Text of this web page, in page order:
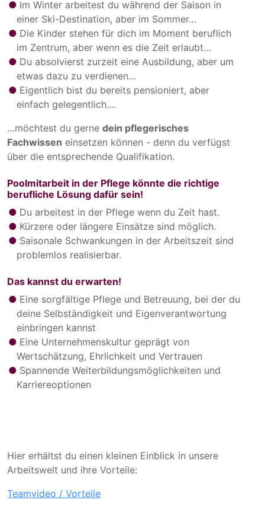
Im Winter arbeitest du während der Saison in
einer Ski-Destination, aber im Sommer…
Die Kinder stehen für dich im Moment beruflich
im Zentrum, aber wenn es die Zeit erlaubt…
Du absolvierst zurzeit eine Ausbildung, aber um
etwas dazu zu verdienen…
Eigentlich bist du bereits pensioniert, aber
einfach gelegentlich....
…möchtest du gerne dein pflegerisches
Fachwissen einsetzen können - denn du verfügst
über die entsprechende Qualifikation.
Poolmitarbeit in der Pflege könnte die richtige
berufliche Lösung dafür sein!
Du arbeitest in der Pflege wenn du Zeit hast.
Kürzere oder längere Einsätze sind möglich.
Saisonale Schwankungen in der Arbeitszeit sind
problemlos realisierbar.
Das kannst du erwarten!
Eine sorgfältige Pflege und Betreuung, bei der du
deine Selbständigkeit und Eigenverantwortung
einbringen kannst
Eine Unternehmenskultur geprägt von
Wertschätzung, Ehrlichkeit und Vertrauen
Spannende Weiterbildungsmöglichkeiten und
Karriereoptionen
Hier erhältst du einen kleinen Einblick in unsere
Arbeitswelt und ihre Vorteile:
Teamvideo / Vorteile